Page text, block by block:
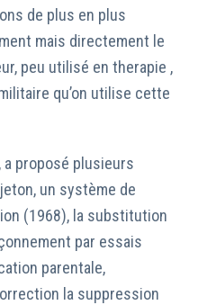
de plus en plus
mais directement le
peu utilisé en therapie ,
qu’on utilise cette
a proposé plusieurs
un système de
(1968), la substitution
par essais
parentale,
la suppression